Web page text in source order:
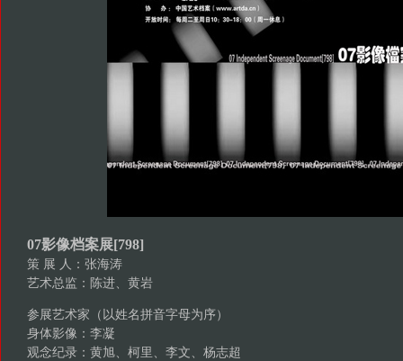
07影像档案展[798]
策 展 人：张海涛
艺术总监：陈进、黄岩
参展艺术家（以姓名拼音字母为序）
身体影像：李凝
观念纪录：黄旭、柯里、李文、杨志超